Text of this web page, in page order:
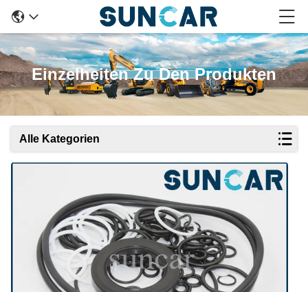
Einzelheiten Zu Den Produkten
Alle Kategorien